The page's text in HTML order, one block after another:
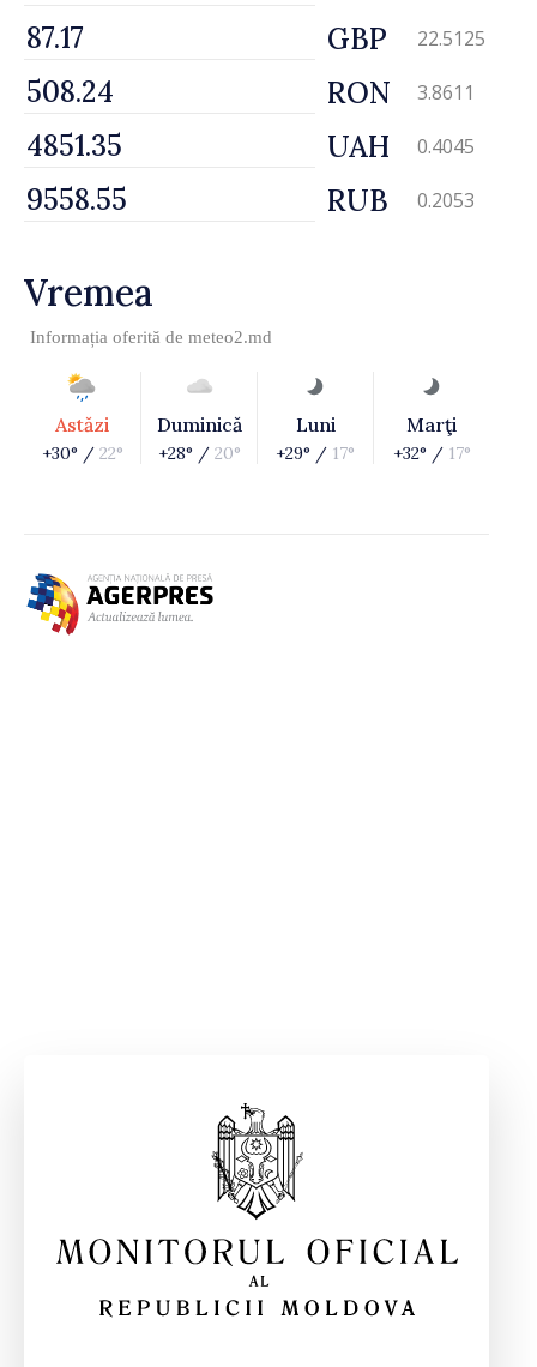
GBP 22.5125
RON 3.8611
UAH 0.4045
RUB 0.2053
Vremea
Informația oferită de meteo2.md
Astăzi
+30° / 22°
Duminică
+28° / 20°
Luni
+29° / 17°
Marţi
+32° / 17°